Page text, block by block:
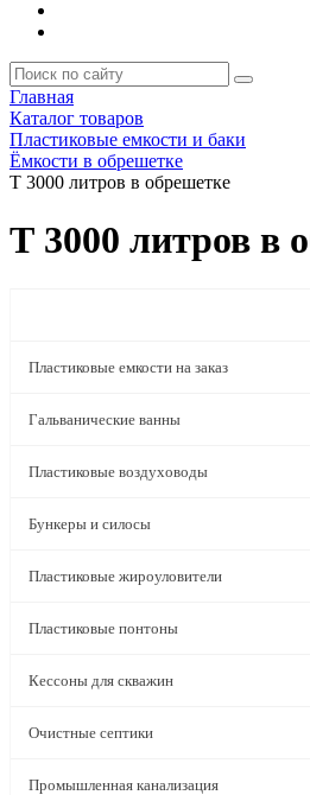
Главная
Каталог товаров
Пластиковые емкости и баки
Ёмкости в обрешетке
Т 3000 литров в обрешетке
Т 3000 литров в
Пластиковые емкости на заказ
Гальванические ванны
Пластиковые воздуховоды
Бункеры и силосы
Пластиковые жироуловители
Пластиковые понтоны
Кессоны для скважин
Очистные септики
Промышленная канализация